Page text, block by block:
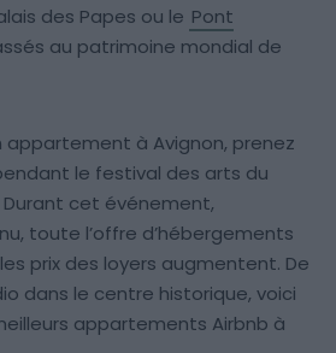
des Papes ou le Pont
au patrimoine mondial de
appartement à Avignon, prenez
le festival des arts du
cet événement,
toute l’offre d’hébergements
prix des loyers augmentent. De
dans le centre historique, voici
appartements Airbnb à